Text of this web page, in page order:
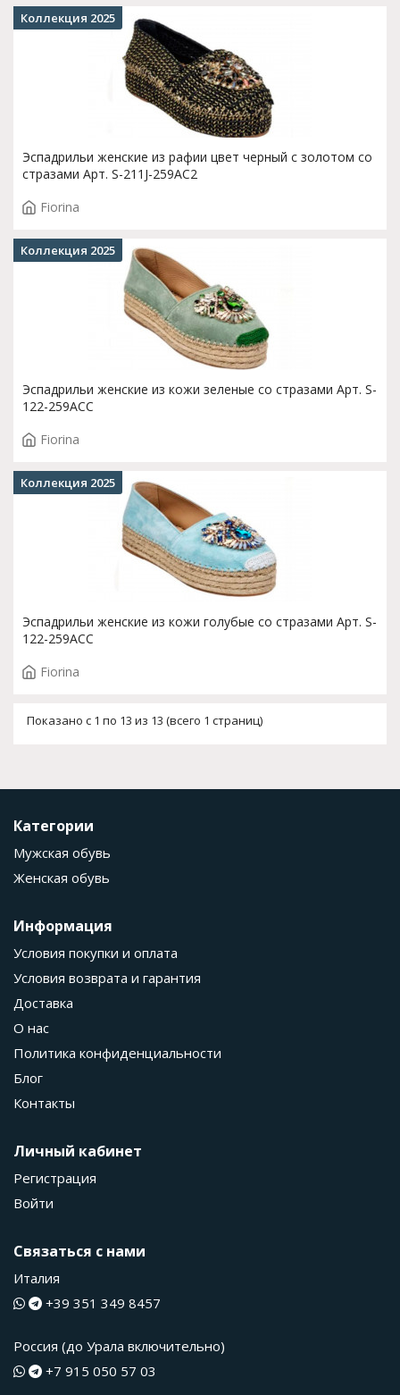
Эспадрильи женские из рафии цвет черный с золотом со
стразами Арт. S-211J-259AC2
Fiorina
Коллекция 2025
Эспадрильи женские из кожи зеленые со стразами Арт. S-
122-259ACC
Fiorina
Коллекция 2025
Эспадрильи женские из кожи голубые со стразами Арт. S-
122-259ACC
Fiorina
Коллекция 2025
Показано с 1 по 13 из 13 (всего 1 страниц)
Категории
Мужская обувь
Женская обувь
Информация
Условия покупки и оплата
Условия возврата и гарантия
Доставка
О нас
Политика конфиденциальности
Блог
Контакты
Личный кабинет
Регистрация
Войти
Связаться с нами
Италия
+39 351 349 8457
Россия (до Урала включительно)
+7 915 050 57 03